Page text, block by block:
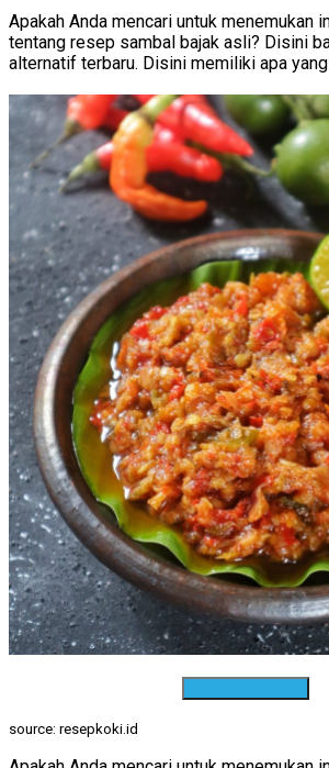
Apakah Anda mencari untuk menemukan
tentang resep sambal bajak asli? Disini
alternatif terbaru. Disini memiliki apa yang
source: resepkoki.id